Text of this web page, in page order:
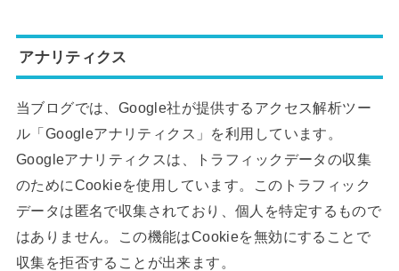
アナリティクス
当ブログでは、Google社が提供するアクセス解析ツー
ル「Googleアナリティクス」を利用しています。
Googleアナリティクスは、トラフィックデータの収集
のためにCookieを使用しています。このトラフィック
データは匿名で収集されており、個人を特定するもので
はありません。この機能はCookieを無効にすることで
収集を拒否することが出来ます。